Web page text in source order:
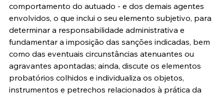
comportamento do autuado - e dos demais agentes
envolvidos, o que inclui o seu elemento subjetivo, para
determinar a responsabilidade administrativa e
fundamentar a imposição das sanções indicadas, bem
como das eventuais circunstâncias atenuantes ou
agravantes apontadas; ainda, discute os elementos
probatórios colhidos e individualiza os objetos,
instrumentos e petrechos relacionados à prática da